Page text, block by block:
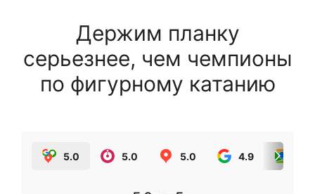
Держим планку
серьезнее, чем чемпионы
по фигурному катанию
5.0 5.0 5.0 4.9